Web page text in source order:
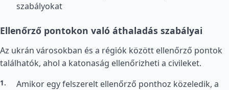
szabályokat
Ellenőrző pontokon való áthaladás szabályai
Az ukrán városokban és a régiók között ellenőrző pontok
találhatók, ahol a katonaság ellenőrizheti a civileket.
Amikor egy felszerelt ellenőrző ponthoz közeledik, a